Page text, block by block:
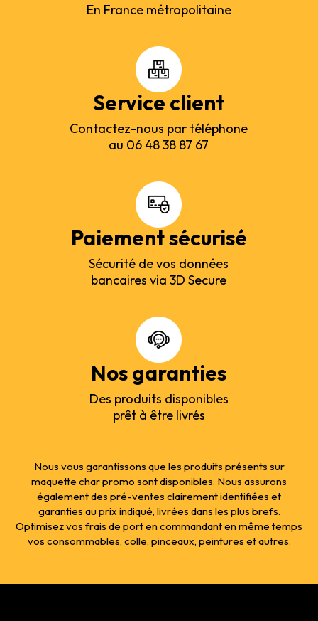
En France métropolitaine
Service client
Contactez-nous par téléphone
au 06 48 38 87 67
Paiement sécurisé
Sécurité de vos données
bancaires via 3D Secure
Nos garanties
Des produits disponibles
prêt à être livrés
Nous vous garantissons que les produits présents sur
maquette char promo sont disponibles. Nous assurons
également des pré-ventes clairement identifiées et
garanties au prix indiqué, livrées dans les plus brefs.
Optimisez vos frais de port en commandant en même temps
vos consommables, colle, pinceaux, peintures et autres.